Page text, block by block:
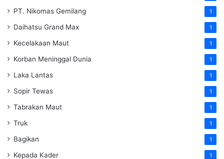
PT. Nikomas Gemilang 1
Daihatsu Grand Max 1
Kecelakaan Maut 1
Korban Meninggal Dunia 1
Laka Lantas 1
Sopir Tewas 1
Tabrakan Maut 1
Truk 1
Bagikan 1
Kepada Kader 1